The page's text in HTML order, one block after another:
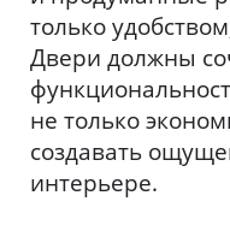
только
Двери должны
не только
создавать
интерьере.